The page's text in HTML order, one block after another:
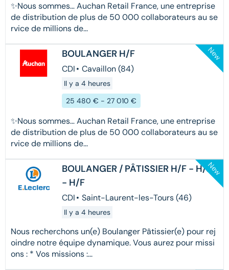
✨Nous sommes… Auchan Retail France, une entreprise
de distribution de plus de 50 000 collaborateurs au se
rvice de millions de...
BOULANGER H/F
CDI• Cavaillon (84)
Il y a 4 heures
25 480 € - 27 010 €
✨Nous sommes… Auchan Retail France, une entreprise
de distribution de plus de 50 000 collaborateurs au se
rvice de millions de...
New
BOULANGER / PÂTISSIER H/F - H/F
- H/F
CDI• Saint-Laurent-les-Tours (46)
Il y a 4 heures
Nous recherchons un(e) Boulanger Pâtissier(e) pour rej
oindre notre équipe dynamique. Vous aurez pour missi
ons : * Vos missions :...
New